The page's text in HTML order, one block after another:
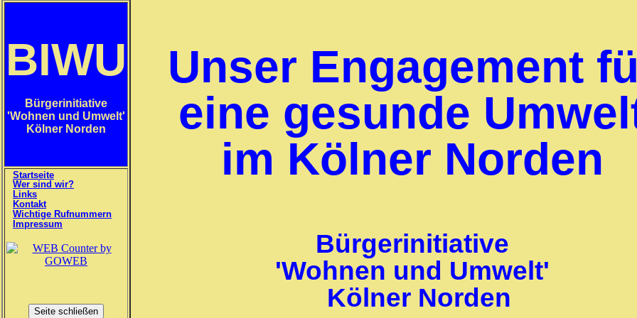
BIWU
Bürgerinitiative
'Wohnen und Umwelt'
Kölner Norden
Startseite
Wer sind wir?
Links
Kontakt
Wichtige Rufnummern
Impressum
Unser Engagement
eine gesunde
im Kölner Norden
Bürgerinitiative
'Wohnen und Umwelt'
Kölner Norden